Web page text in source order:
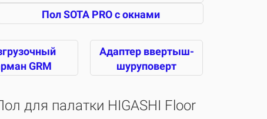
Пол SOTA PRO с окнами
GRM
Адаптер ввертыш-
шуруповерт
для палатки HIGASHI Floor